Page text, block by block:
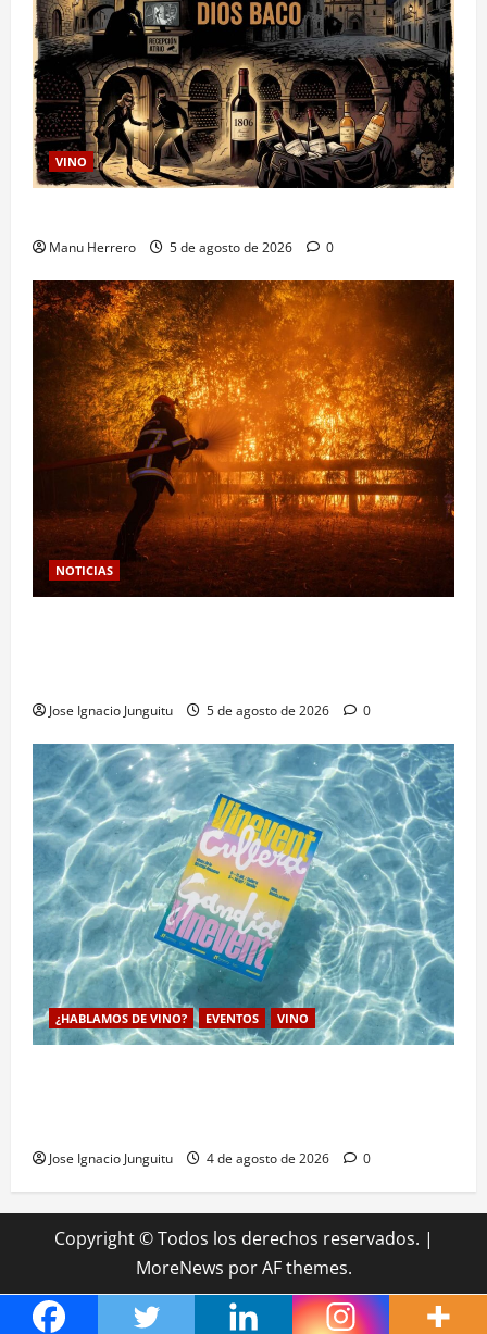
VINO
Manu Herrero 5 de agosto de 2026 0
NOTICIAS
Jose Ignacio Junguitu 5 de agosto de 2026 0
¿HABLAMOS DE VINO? EVENTOS VINO
Jose Ignacio Junguitu 4 de agosto de 2026 0
Copyright © Todos los derechos reservados. |
MoreNews por AF themes.